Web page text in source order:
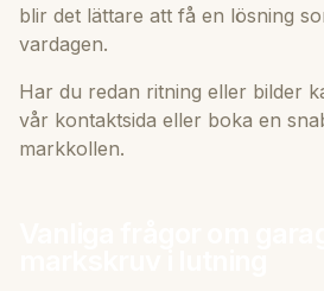
blir det lättare att få en lösning
vardagen.
Har du redan ritning eller bilder
vår kontakt­sida eller boka en
markkollen.